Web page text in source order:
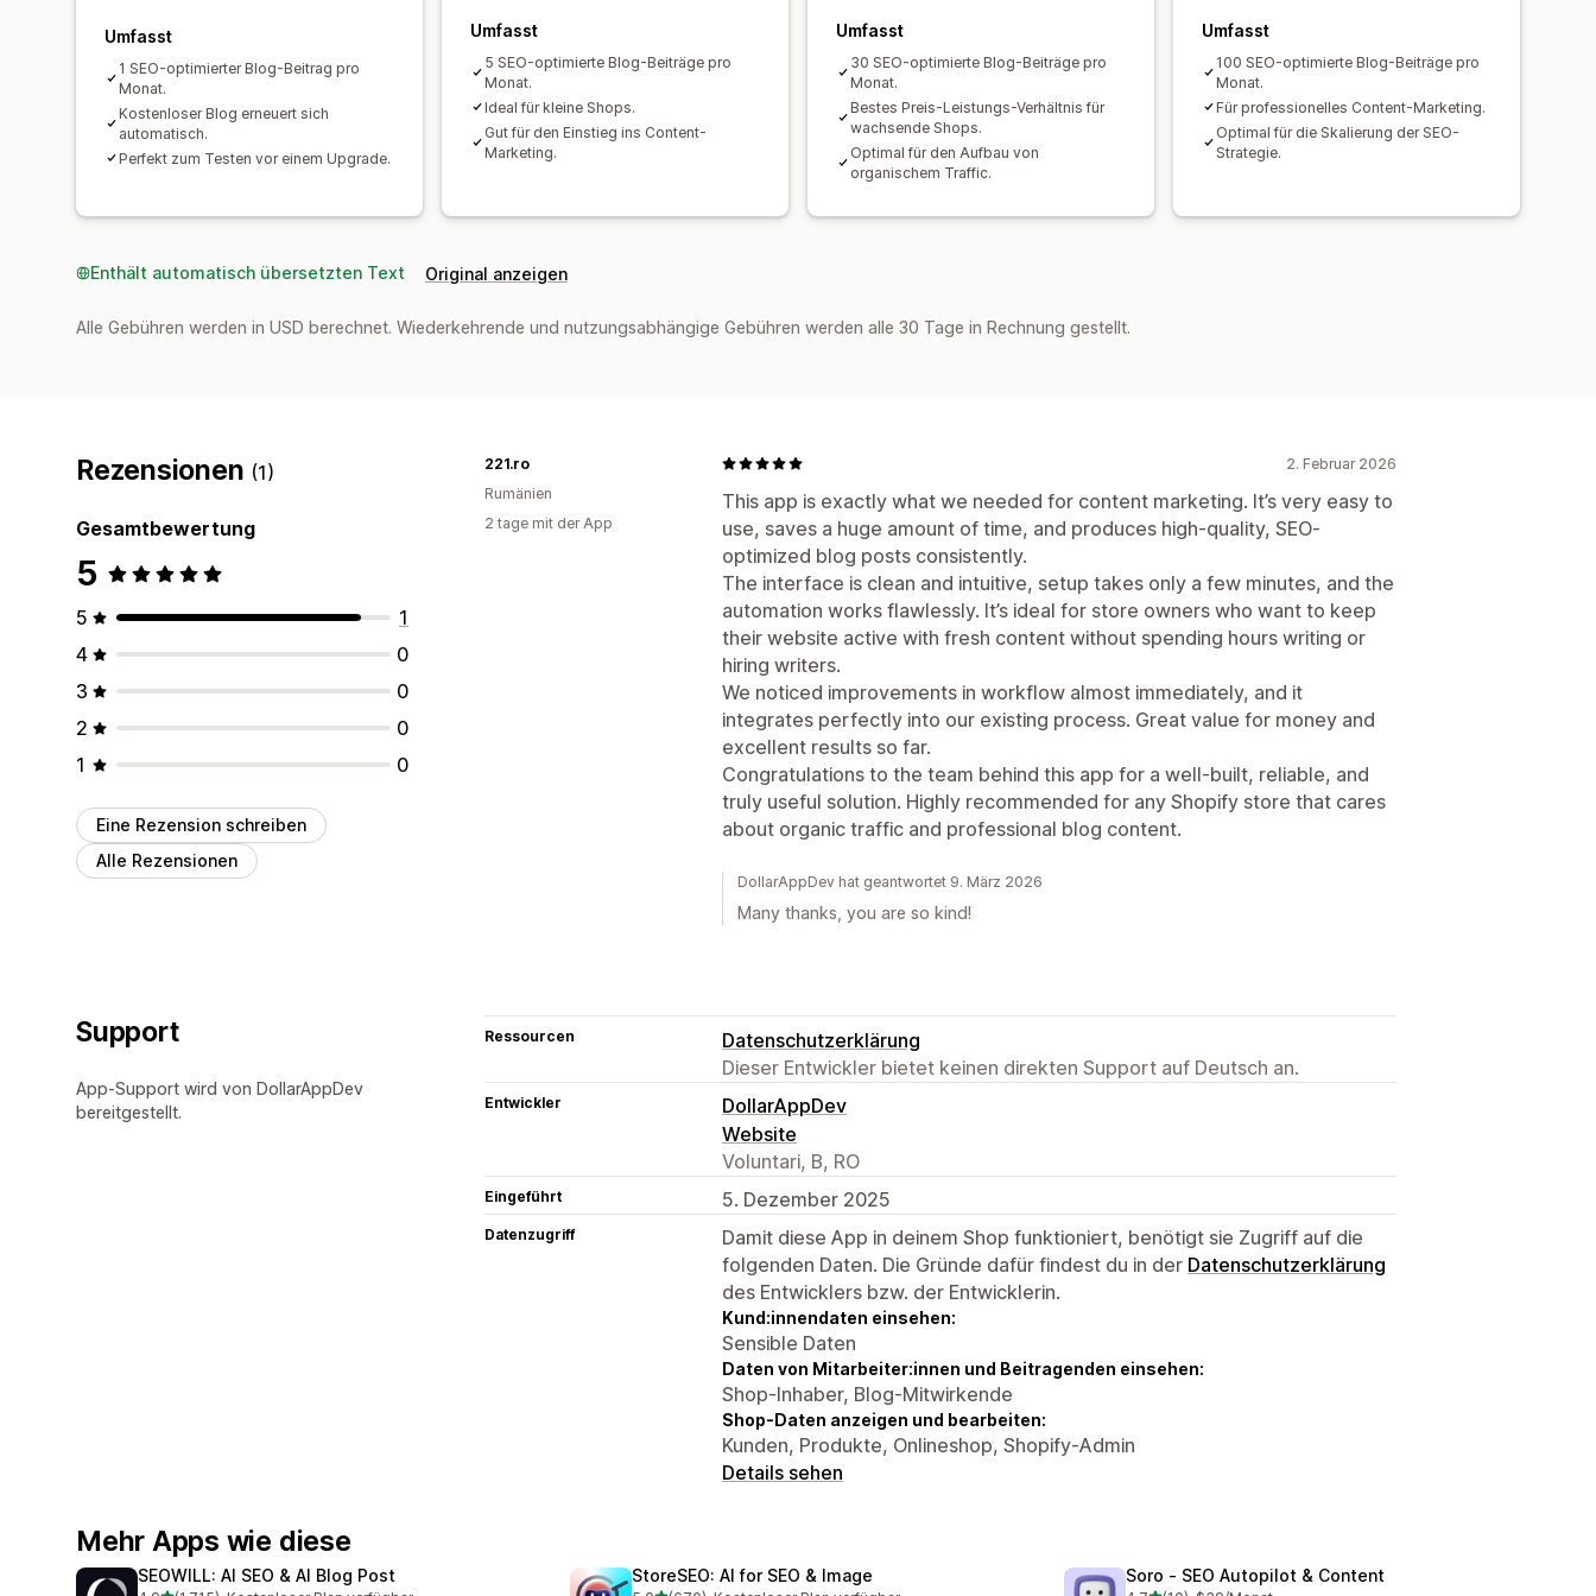
Benutzerdefiniertes Branding
Conversion-Tracking
Umfasst
1 SEO-optimierter Blog-Beitrag pro
Monat.
Kostenloser Blog erneuert sich
automatisch.
Perfekt zum Testen vor einem Upgrade.
Umfasst
5 SEO-optimierte Blog-Beiträge pro
Monat.
Ideal für kleine Shops.
Gut für den Einstieg ins Content-
Marketing.
Umfasst
30 SEO-optimierte Blog-Beiträge pro
Monat.
Bestes Preis-Leistungs-Verhältnis für
wachsende Shops.
Optimal für den Aufbau von
organischem Traffic.
Umfasst
100 SEO-optimierte Blog-Beiträge pro
Monat.
Für professionelles Content-Marketing.
Optimal für die Skalierung der SEO-
Strategie.
Enthält automatisch übersetzten Text Original anzeigen
Alle Gebühren werden in USD berechnet. Wiederkehrende und nutzungsabhängige Gebühren werden alle 30 Tage in Rechnung gestellt.
Rezensionen (1)
Gesamtbewertung
5
5
1
4
0
3
0
2
0
1
0
Eine Rezension schreiben
Alle Rezensionen
2. Februar 2026
This app is exactly what we needed for content marketing. It’s very easy to
use, saves a huge amount of time, and produces high-quality, SEO-
optimized blog posts consistently.
The interface is clean and intuitive, setup takes only a few minutes, and the
automation works flawlessly. It’s ideal for store owners who want to keep
their website active with fresh content without spending hours writing or
hiring writers.
We noticed improvements in workflow almost immediately, and it
integrates perfectly into our existing process. Great value for money and
excellent results so far.
Congratulations to the team behind this app for a well-built, reliable, and
truly useful solution. Highly recommended for any Shopify store that cares
about organic traffic and professional blog content.
221.ro
Rumänien
2 tage mit der App
DollarAppDev hat geantwortet 9. März 2026
Many thanks, you are so kind!
Support
App-Support wird von DollarAppDev
bereitgestellt.
Ressourcen
Datenschutzerklärung
Dieser Entwickler bietet keinen direkten Support auf Deutsch an.
Entwickler
DollarAppDev
Website
Voluntari, B, RO
Eingeführt 5. Dezember 2025
Datenzugriff
Damit diese App in deinem Shop funktioniert, benötigt sie Zugriff auf die
folgenden Daten. Die Gründe dafür findest du in der Datenschutzerklärung
des Entwicklers bzw. der Entwicklerin.
Kund:innendaten einsehen:
Sensible Daten
Daten von Mitarbeiter:innen und Beitragenden einsehen:
Shop-Inhaber, Blog-Mitwirkende
Shop-Daten anzeigen und bearbeiten:
Kunden, Produkte, Onlineshop, Shopify-Admin
Details sehen
Mehr Apps wie diese
SEOWILL: AI SEO & AI Blog Post StoreSEO: AI for SEO & Image Soro ‑ SEO Autopilot & Content